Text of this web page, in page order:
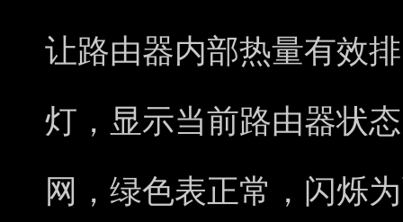
让路由器内部热量有效
灯，显示当前路由器状
网，绿色表正常，闪烁